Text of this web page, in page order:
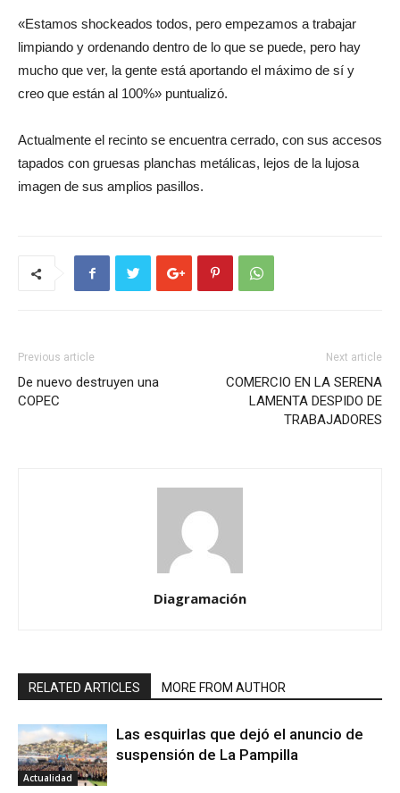
«Estamos shockeados todos, pero empezamos a trabajar
limpiando y ordenando dentro de lo que se puede, pero hay
mucho que ver, la gente está aportando el máximo de sí y
creo que están al 100%» puntualizó.
Actualmente el recinto se encuentra cerrado, con sus accesos
tapados con gruesas planchas metálicas, lejos de la lujosa
imagen de sus amplios pasillos.
Previous article
De nuevo destruyen una
COPEC
Next article
COMERCIO EN LA SERENA
LAMENTA DESPIDO DE
TRABAJADORES
Diagramación
RELATED ARTICLES MORE FROM AUTHOR
Actualidad
Las esquirlas que dejó el anuncio de
suspensión de La Pampilla